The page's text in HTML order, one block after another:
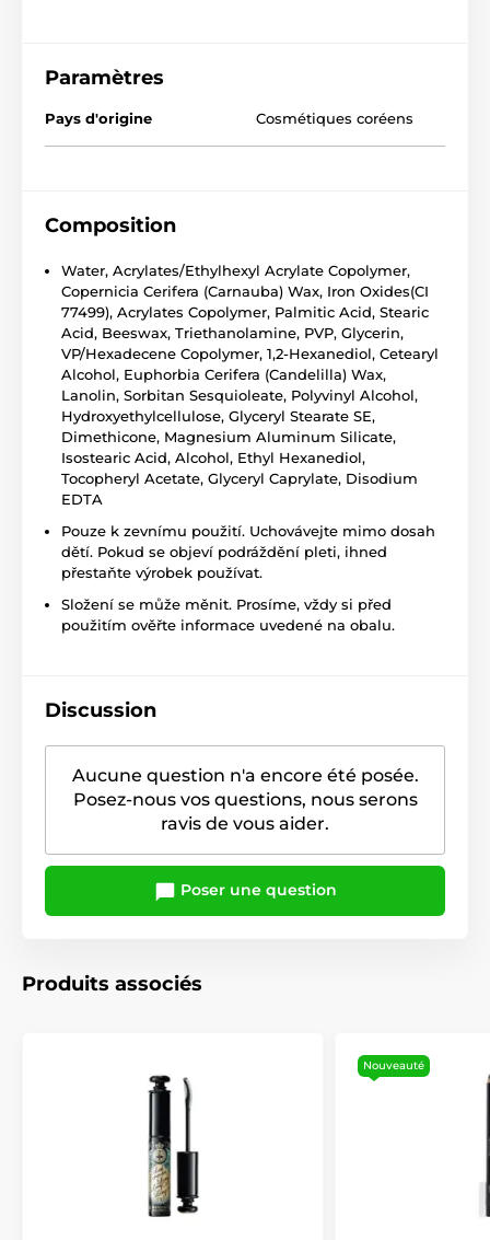
Paramètres
Pays d'origine Cosmétiques coréens
Composition
Water, Acrylates/Ethylhexyl Acrylate Copolymer,
Copernicia Cerifera (Carnauba) Wax, Iron Oxides(CI
77499), Acrylates Copolymer, Palmitic Acid, Stearic
Acid, Beeswax, Triethanolamine, PVP, Glycerin,
VP/Hexadecene Copolymer, 1,2-Hexanediol, Cetearyl
Alcohol, Euphorbia Cerifera (Candelilla) Wax,
Lanolin, Sorbitan Sesquioleate, Polyvinyl Alcohol,
Hydroxyethylcellulose, Glyceryl Stearate SE,
Dimethicone, Magnesium Aluminum Silicate,
Isostearic Acid, Alcohol, Ethyl Hexanediol,
Tocopheryl Acetate, Glyceryl Caprylate, Disodium
EDTA
Pouze k zevnímu použití. Uchovávejte mimo dosah
dětí. Pokud se objeví podráždění pleti, ihned
přestaňte výrobek používat.
Složení se může měnit. Prosíme, vždy si před
použitím ověřte informace uvedené na obalu.
Discussion
Aucune question n'a encore été posée.
Posez-nous vos questions, nous serons
ravis de vous aider.
Poser une question
Produits associés
Nouveauté